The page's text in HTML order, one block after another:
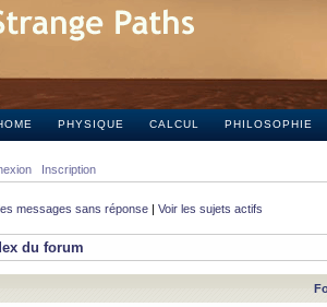
PHYSIQUE CALCUL PHILOSOPHIE
Inscription
messages sans réponse | Voir les sujets actifs
du forum